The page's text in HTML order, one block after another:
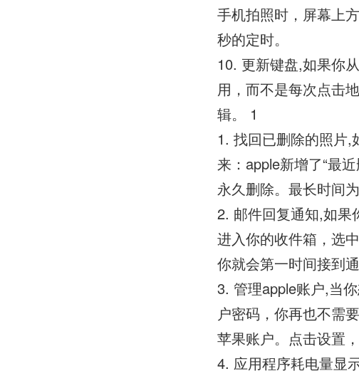
手机拍照时，屏幕上
秒的定时。
10. 更新键盘,如果你
用，而不是每次点击
辑。 1
1. 找回已删除的照片,
来：apple新增了“最
永久删除。最长时间
2. 邮件回复通知,如果
进入你的收件箱，选
你就会第一时间接到
3. 管理apple账户,当
户密码，你再也不需
苹果账户。点击设置
4. 应用程序耗电量显